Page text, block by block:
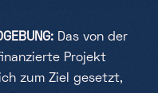
Das von der
Projekt
zum Ziel gesetzt,